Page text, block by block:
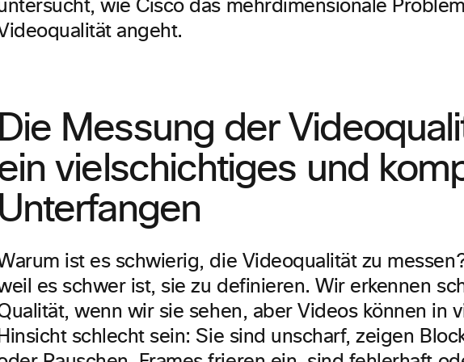
wie Cisco das mehrdimensionale
angeht.
Die Messung der
vielschichtiges und
Unterfangen
ist es schwierig, die Videoqualität zu
es schwer ist, sie zu definieren. Wir erkennen
wenn wir sie sehen, aber Videos können in
Hinsicht schlecht sein: Sie sind unscharf, zeigen